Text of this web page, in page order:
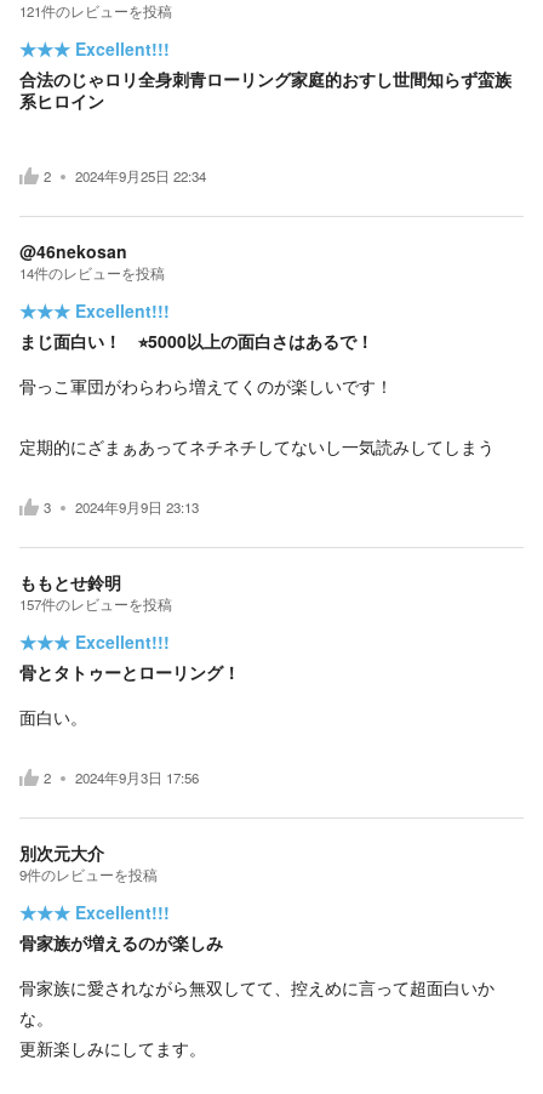
121件のレビューを投稿
★★★ Excellent!!!
合法のじゃロリ全身刺青ローリング家庭的おすし世間知らず蛮族
系ヒロイン
2 2024年9月25日 22:34
@46nekosan
14件のレビューを投稿
★★★ Excellent!!!
まじ面白い！ ⭐︎5000以上の面白さはあるで！
骨っこ軍団がわらわら増えてくのが楽しいです！
定期的にざまぁあってネチネチしてないし一気読みしてしまう
3 2024年9月9日 23:13
ももとせ鈴明
157件のレビューを投稿
★★★ Excellent!!!
骨とタトゥーとローリング！
面白い。
2 2024年9月3日 17:56
別次元大介
9件のレビューを投稿
★★★ Excellent!!!
骨家族が増えるのが楽しみ
骨家族に愛されながら無双してて、控えめに言って超面白いか
な。
更新楽しみにしてます。